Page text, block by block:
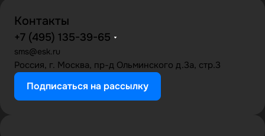
Контакты
+7 (495) 135-39-65
sms@esk.ru
Россия, г. Москва, пр-д Ольминского д.3а, стр.3
Подписаться на рассылку